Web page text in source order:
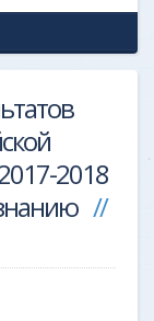
2018